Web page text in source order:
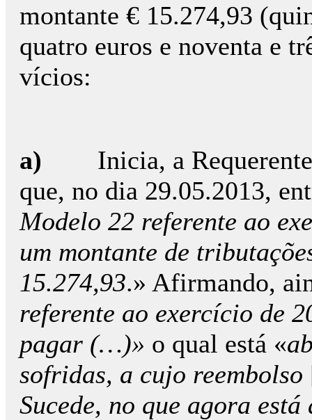
montante € 15.274,93
quatro euros e noventa e
vícios:
a) Inicia, a
que, no dia 29.05.2013,
Modelo 22 referente ao
um montante de
15.274,93.» Afirmando,
referente ao exercício de
pagar (…)» o qual está «
sofridas, a cujo reembolso
Sucede, no que agora